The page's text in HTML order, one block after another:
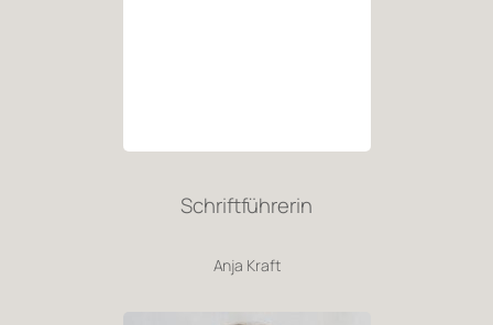
Schriftführerin
Anja Kraft